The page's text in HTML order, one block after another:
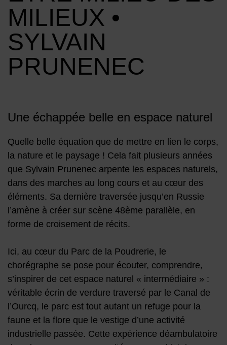
MILIEUX •
SYLVAIN
PRUNENEC
Une échappée belle en espace naturel
Quelle belle équation que de mettre en lien le corps,
la nature et le paysage ! Cela fait plusieurs années
que Sylvain Prunenec arpente les espaces naturels,
dans des marches au long cours et au cœur des
éléments. Sa dernière traversée jusqu’en Russie
l’amène à créer sur scène 48ème parallèle, en
forme de croisement de récits.
Ici, au cœur du Parc de la Poudrerie, le
chorégraphe se pose pour écouter, comprendre,
s’inspirer de cet espace naturel « intermédiaire » :
véritable écrin de verdure traversé par le Canal de
l’Ourcq, le parc est tout autant un refuge pour la
faune et la flore que le vestige d’une activité
industrielle passée. Cette expérience déambulatoire